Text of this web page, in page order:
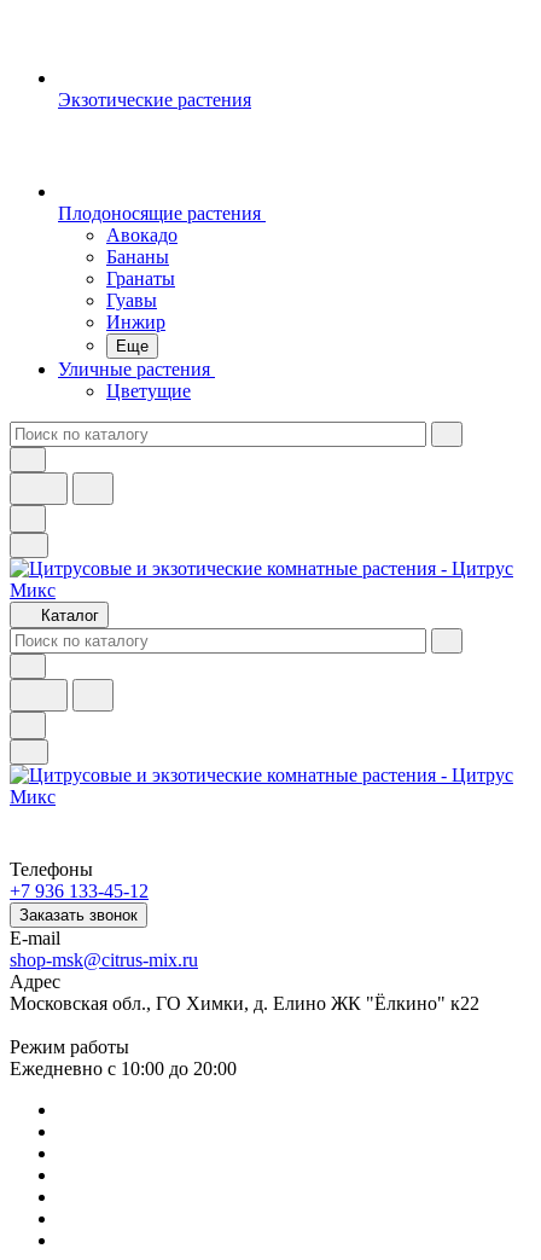
Экзотические растения
Плодоносящие растения
Авокадо
Бананы
Гранаты
Гуавы
Инжир
Еще
Уличные растения
Цветущие
Каталог
Телефоны
+7 936 133-45-12
Заказать звонок
E-mail
shop-msk@citrus-mix.ru
Адрес
Московская обл., ГО Химки, д. Елино ЖК "Ёлкино" к22
Режим работы
Ежедневно с 10:00 до 20:00